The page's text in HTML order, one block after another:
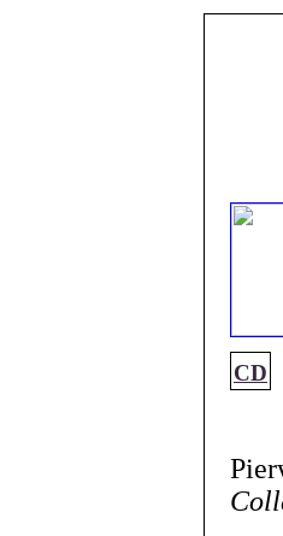
CD